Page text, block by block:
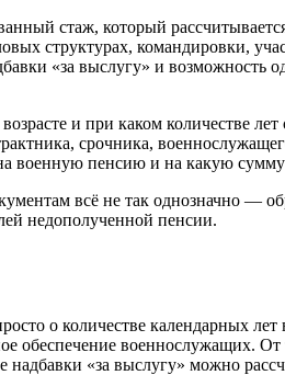
стаж, который
структурах, командировки,
«за выслугу» и
и при каком количестве
срочника,
военную пенсию и на какую сумму
всё не так однозначно —
недополученной пенсии.
о количестве календарных
обеспечение военнослужащих.
«за выслугу» можно